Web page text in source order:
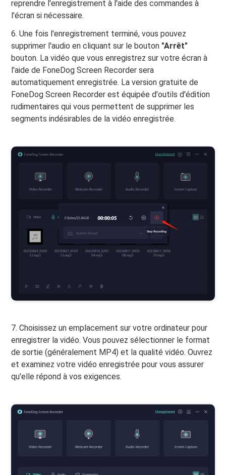
reprendre l'enregistrement à l'aide des commandes à
l'écran si nécessaire.
6. Une fois l'enregistrement terminé, vous pouvez
supprimer l'audio en cliquant sur le bouton "Arrêt"
bouton. La vidéo que vous enregistrez sur votre écran à
l'aide de FoneDog Screen Recorder sera
automatiquement enregistrée. La version gratuite de
FoneDog Screen Recorder est équipée d'outils d'édition
rudimentaires qui vous permettent de supprimer les
segments indésirables de la vidéo enregistrée.
7. Choisissez un emplacement sur votre ordinateur pour
enregistrer la vidéo. Vous pouvez sélectionner le format
de sortie (généralement MP4) et la qualité vidéo. Ouvrez
et examinez votre vidéo enregistrée pour vous assurer
qu'elle répond à vos exigences.